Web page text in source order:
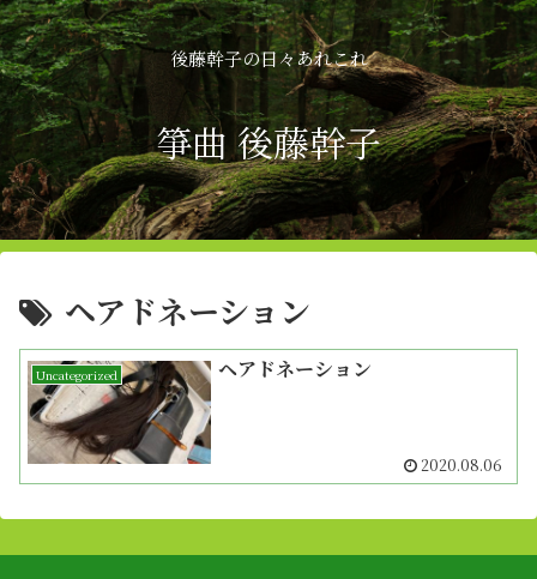
後藤幹子の日々あれこれ
箏曲 後藤幹子
ヘアドネーション
Uncategorized ヘアドネーション
2020.08.06